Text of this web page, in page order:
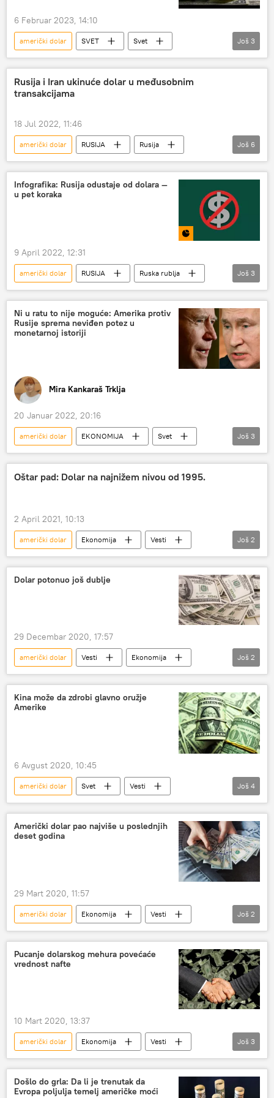
6 Februar 2023, 14:10
američki dolar SVET
Svet
Svet – ekonomija
Ekonomija dolar
Još 3
Rusija i Iran ukinuće dolar u međusobnim
transakcijama
18 Jul 2022, 11:46
američki dolar RUSIJA
Rusija
Rusija – politika
Dmitrij Peskov
Iran
sankcije Rusiji
sankcije
Specijalna operacija u Ukrajini
Još 6
Infografika: Rusija odustaje od dolara —
u pet koraka
9 April 2022, 12:31
američki dolar RUSIJA
Ruska rublja
Rusija – ekonomija
sankcije Rusiji
Infografika
Još 3
Ni u ratu to nije moguće: Amerika protiv
Rusije sprema neviđen potez u
monetarnoj istoriji
Mira Kankaraš Trklja
20 Januar 2022, 20:16
američki dolar EKONOMIJA
Svet
Ekonomija
Rusija Svet – ekonomija
Još 3
Oštar pad: Dolar na najnižem nivou od 1995.
2 April 2021, 10:13
američki dolar Ekonomija
Vesti
dolar
devizne rezerve
Još 2
Dolar potonuo još dublje
29 Decembar 2020, 17:57
američki dolar Vesti
Ekonomija
berza
Federalne rezerve SAD
Još 2
Kina može da zdrobi glavno oružje
Amerike
6 Avgust 2020, 10:45
američki dolar Svet
Vesti
Ekonomija
dolar
Rusija
Amerika
Još 4
Američki dolar pao najviše u poslednjih
deset godina
29 Mart 2020, 11:57
američki dolar Ekonomija
Vesti
Novac
vrednost
Još 2
Pucanje dolarskog mehura povećaće
vrednost nafte
10 Mart 2020, 13:37
američki dolar Ekonomija
Vesti
pad cena nafte
američki dug nafta
Još 3
Došlo do grla: Da li je trenutak da
Evropa poljulja temelj američke moći